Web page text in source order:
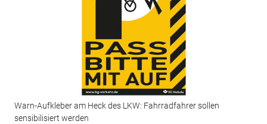
Warn-Aufkleber am Heck des LKW: Fahrradfahrer sollen
sensibilisiert werden